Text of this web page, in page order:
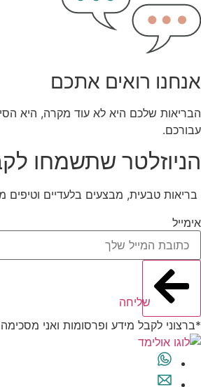
אנחנו רואים אתכם
הבריאות שלכם היא לא עוד מקרה, היא
עבורכם.
הניוזלטר שתשמחו
בריאות טבעית, מבצעים בלעדיים וטיפים
אימייל
שליחה
*ברצוני לקבל מידע ופרסומות ואני